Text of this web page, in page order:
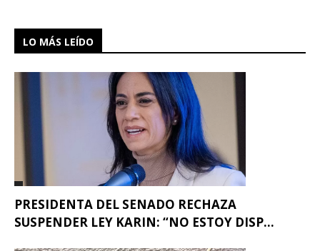
LO MÁS LEÍDO
PRESIDENTA DEL SENADO RECHAZA
SUSPENDER LEY KARIN: “NO ESTOY DISP...